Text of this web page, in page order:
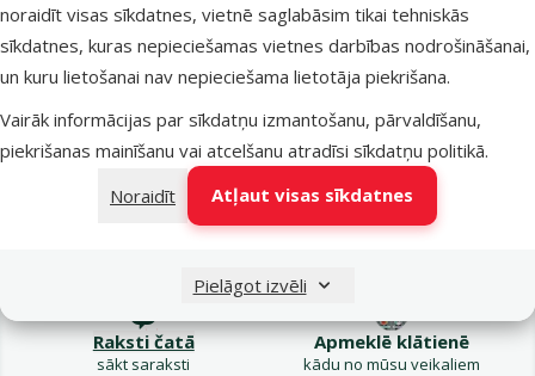
noraidīt visas sīkdatnes, vietnē saglabāsim tikai tehniskās
sīkdatnes, kuras nepieciešamas vietnes darbības nodrošināšanai,
un kuru lietošanai nav nepieciešama lietotāja piekrišana.
Vairāk informācijas par sīkdatņu izmantošanu, pārvaldīšanu,
piekrišanas mainīšanu vai atcelšanu atradīsi sīkdatņu politikā.
Noraidīt
Atļaut visas sīkdatnes
Pielāgot izvēli
Kārtot pēc
Produkti nav atrasti
Raksti čatā
sākt saraksti
Apmeklē klātienē
kādu no mūsu veikaliem